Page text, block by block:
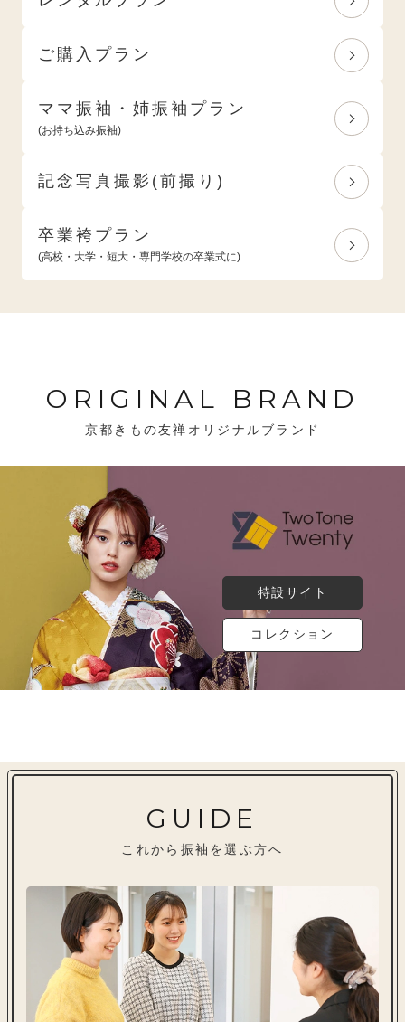
ご購入プラン
ママ振袖・姉振袖プラン
(お持ち込み振袖)
記念写真撮影(前撮り)
卒業袴プラン
(高校・大学・短大・専門学校の卒業式に)
ORIGINAL BRAND
京都きもの友禅オリジナルブランド
特設サイト
コレクション
GUIDE
これから振袖を選ぶ方へ